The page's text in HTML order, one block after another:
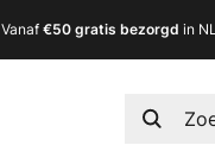
Vanaf €50 gratis bezorgd in